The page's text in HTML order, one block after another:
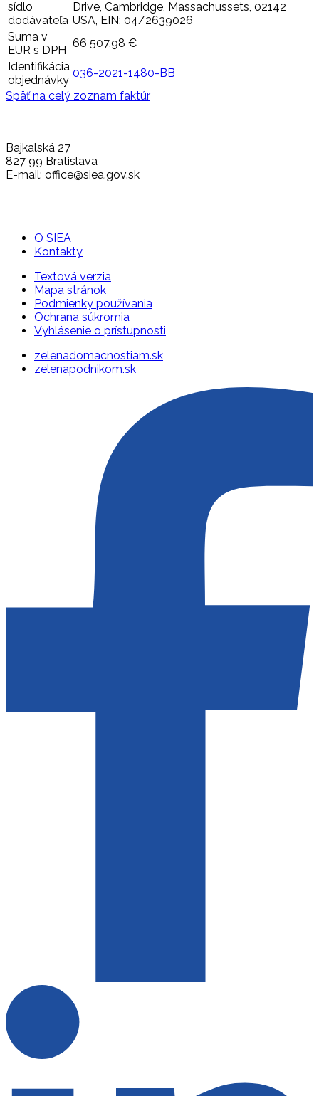
sídlo
dodávateľa
Drive, Cambridge, Massachussets, 02142
USA, EIN: 04/2639026
Suma v
EUR s DPH
66 507,98 €
Identifikácia
objednávky
036-2021-1480-BB
Späť na celý zoznam faktúr
Bajkalská 27
827 99 Bratislava
E-mail: office@siea.gov.sk
O SIEA
Kontakty
Textová verzia
Mapa stránok
Podmienky používania
Ochrana súkromia
Vyhlásenie o prístupnosti
zelenadomacnostiam.sk
zelenapodnikom.sk